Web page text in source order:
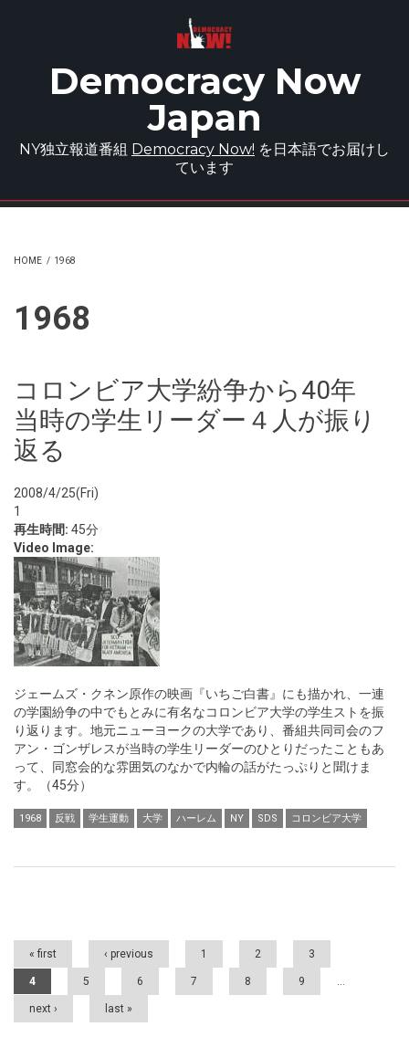
Democracy Now
Japan
NY独立報道番組 Democracy Now! を日本語でお届けし
ています
HOME / 1968
1968
コロンビア大学紛争から40年
当時の学生リーダー４人が振り
返る
2008/4/25(Fri)
1
再生時間: 45分
Video Image:
ジェームズ・クネン原作の映画『いちご白書』にも描かれ、一連
の学園紛争の中でもとみに有名なコロンビア大学の学生ストを振
り返ります。地元ニューヨークの大学であり、番組共同司会のフ
アン・ゴンザレスが当時の学生リーダーのひとりだったこともあ
って、同窓会的な雰囲気のなかで内輪の話がたっぷりと聞けま
す。（45分）
1968 反戦 学生運動 大学 ハーレム NY SDS コロンビア大学
Pages
« first ‹ previous 1 2 3
4 5 6 7 8 9 …
next › last »